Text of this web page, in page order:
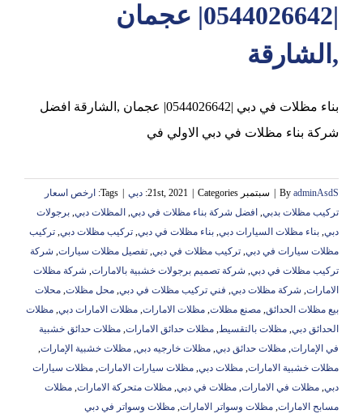
|0544026642| عجمان
,الشارقة
بناء مظلات في دبي |0544026642| عجمان ,الشارقة افضل
شركة بناء مظلات في دبي الاولي في
By adminAsdS سبتمبر 21st, 2021 Categories: دبي Tags:
ارخص اسعار
تركيب مظلات بدبي, افضل شركة بناء مظلات في دبي, المظلات دبي, برجولات
دبي, بناء مظلات السيارات دبي, بناء مظلات في دبي, تركيب مظلات دبي, تركيب
مظلات سيارات في دبي, تركيب مظلات في دبي, تفصيل مظلات سيارات, شركة
تركيب مظلات في دبي, شركة تصميم برجولات خشبية بالامارات, شركة مظلات
الامارات, شركة مظلات دبي, فني تركيب مظلات في دبي, محل مظلات, محلات
بيع مظلات الحدائق, مصنع مظلات, مظلات الامارات, مظلات الامارات دبي, مظلات
الحدائق دبي, مظلات بالتقسيط, مظلات حدائق الامارات, مظلات حدائق خشبية
في الإمارات, مظلات حدائق دبي, مظلات خارجيه دبي, مظلات خشبية الإمارات,
مظلات خشبية الامارات, مظلات دبي, مظلات سيارات الامارات, مظلات سيارات
دبي, مظلات في الامارات, مظلات في دبي, مظلات متحركة الامارات, مظلات
مسابح الامارات, مظلات وسواتر الامارات, مظلات وسواتر في دبي